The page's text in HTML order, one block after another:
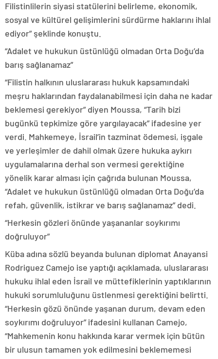
Filistinlilerin siyasi statülerini belirleme, ekonomik,
sosyal ve kültürel gelişimlerini sürdürme haklarını ihlal
ediyor” şeklinde konuştu.
“Adalet ve hukukun üstünlüğü olmadan Orta Doğu’da
barış sağlanamaz”
“Filistin halkının uluslararası hukuk kapsamındaki
meşru haklarından faydalanabilmesi için daha ne kadar
beklemesi gerekiyor” diyen Moussa, “Tarih bizi
bugünkü tepkimize göre yargılayacak” ifadesine yer
verdi. Mahkemeye, İsrail’in tazminat ödemesi, işgale
ve yerleşimler de dahil olmak üzere hukuka aykırı
uygulamalarına derhal son vermesi gerektiğine
yönelik karar alması için çağrıda bulunan Moussa,
“Adalet ve hukukun üstünlüğü olmadan Orta Doğu’da
refah, güvenlik, istikrar ve barış sağlanamaz” dedi.
“Herkesin gözleri önünde yaşananlar soykırımı
doğruluyor”
Küba adına sözlü beyanda bulunan diplomat Anayansi
Rodriguez Camejo ise yaptığı açıklamada, uluslararası
hukuku ihlal eden İsrail ve müttefiklerinin yaptıklarının
hukuki sorumluluğunu üstlenmesi gerektiğini belirtti.
“Herkesin gözü önünde yaşanan durum, devam eden
soykırımı doğruluyor” ifadesini kullanan Camejo,
“Mahkemenin konu hakkında karar vermek için bütün
bir ulusun tamamen yok edilmesini beklememesi